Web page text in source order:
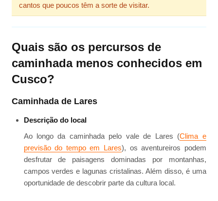
cantos que poucos têm a sorte de visitar.
Quais são os percursos de
caminhada menos conhecidos em
Cusco?
Caminhada de Lares
Descrição do local
Ao longo da caminhada pelo vale de Lares (Clima e
previsão do tempo em Lares), os aventureiros podem
desfrutar de paisagens dominadas por montanhas,
campos verdes e lagunas cristalinas. Além disso, é uma
oportunidade de descobrir parte da cultura local.